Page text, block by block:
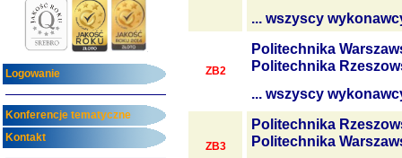
Logowanie
Konferencje tematyczne
Kontakt
... wszyscy
ZB2
Politechnika
Politechnika
... wszyscy
ZB3
Politechnika
Politechnika